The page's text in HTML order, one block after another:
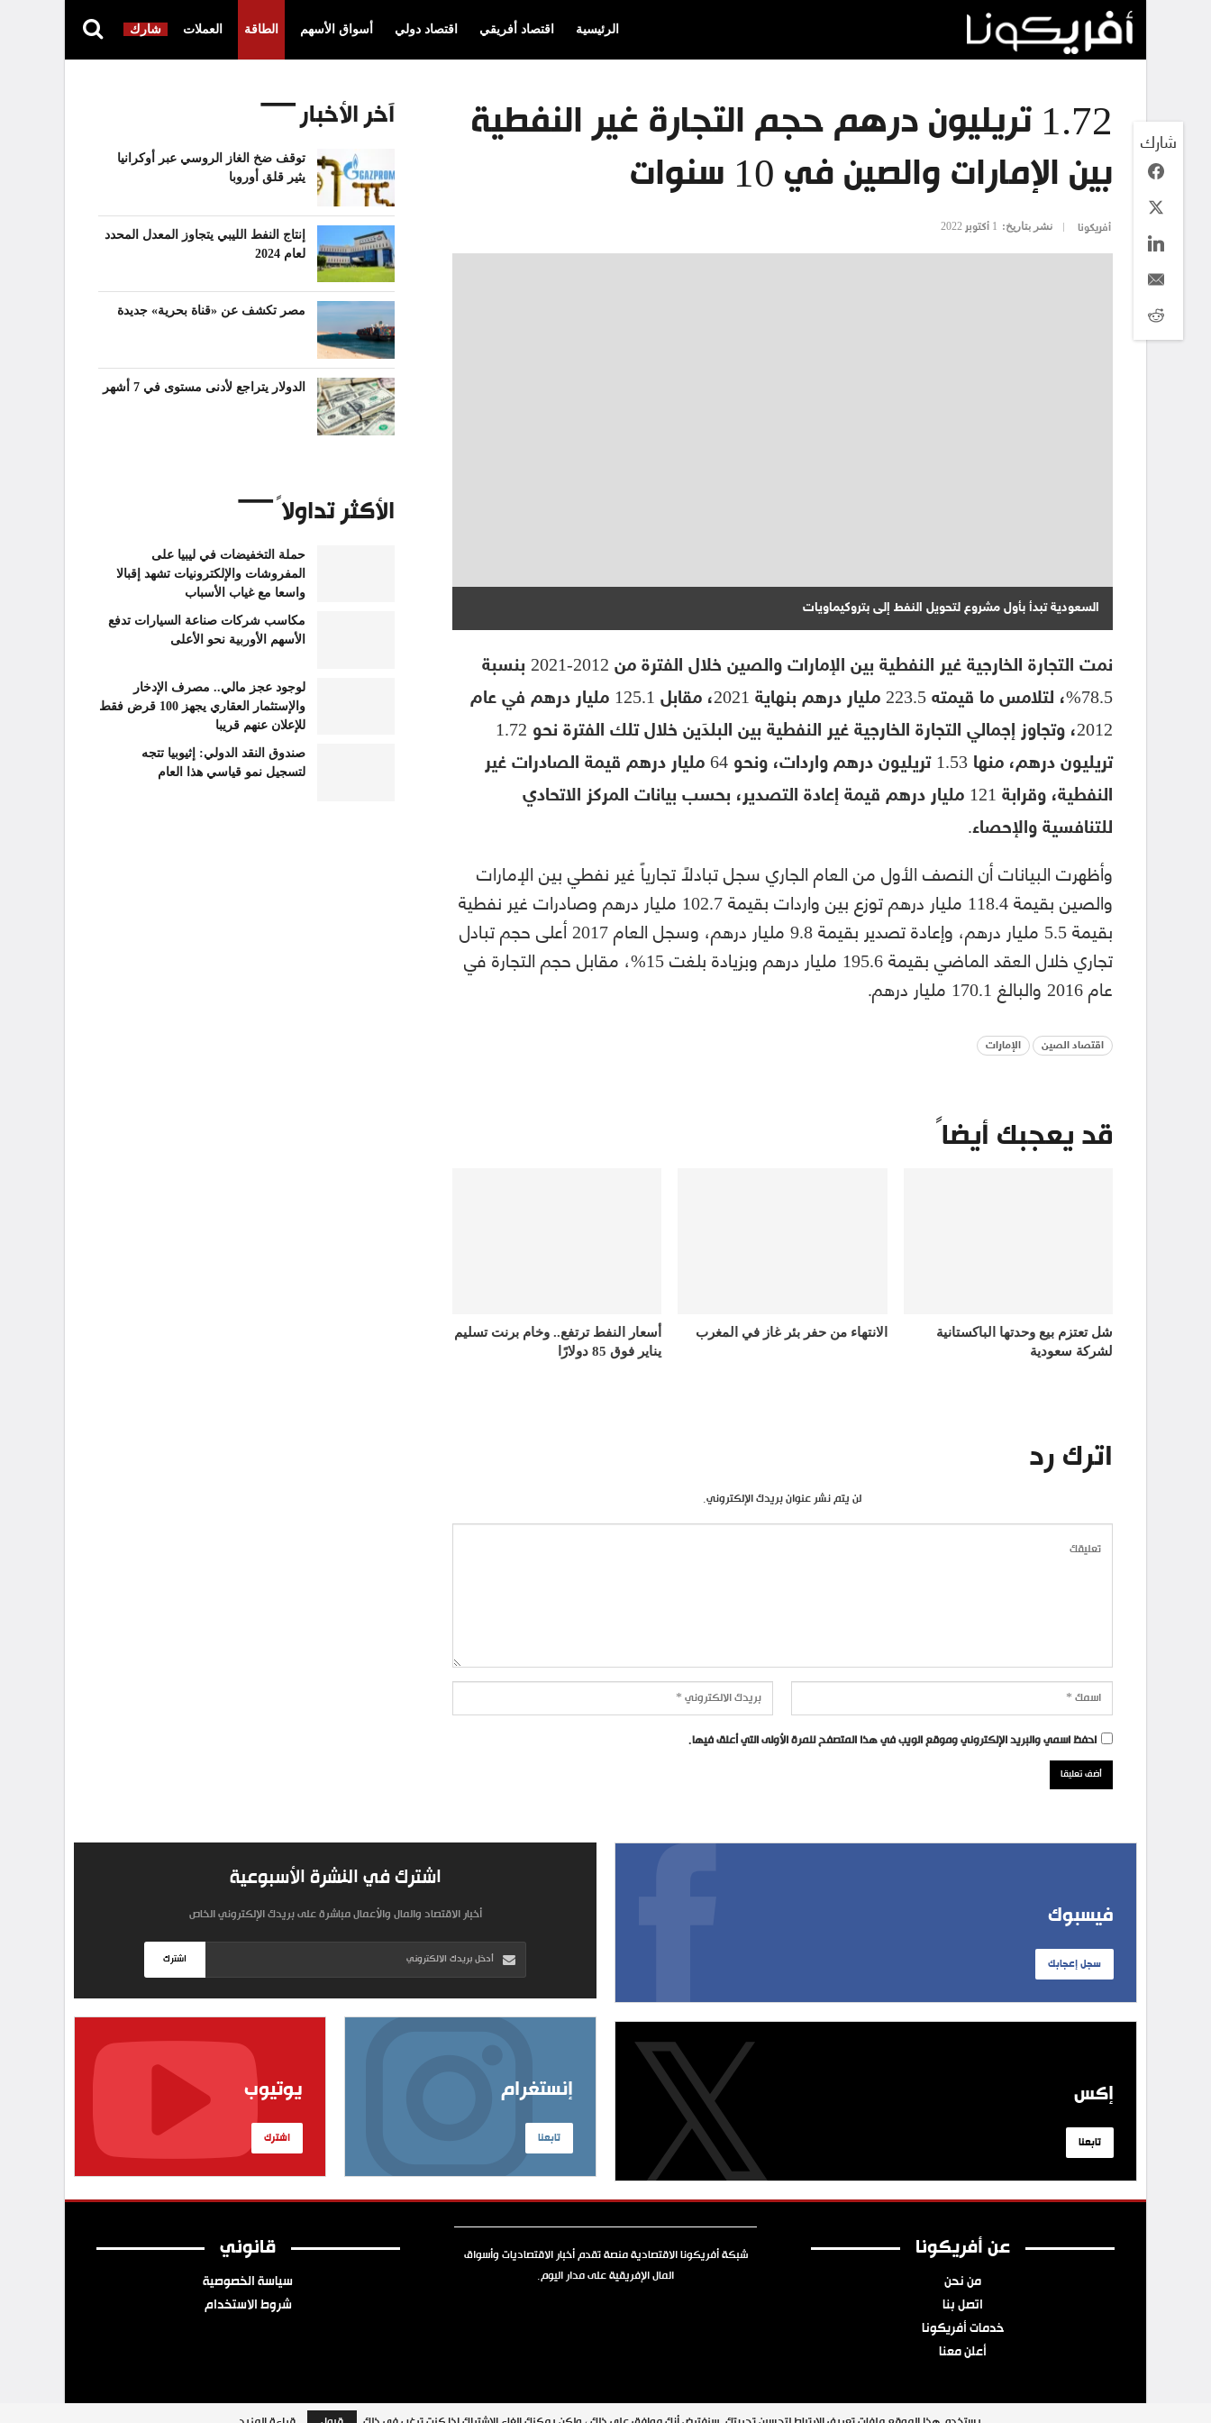
الرئيسية اقتصاد أفريقي اقتصاد دولي أسواق الأسهم الطاقة العملات شارك
1.72 تريليون درهم حجم التجارة غير النفطية
بين الإمارات والصين في 10 سنوات
أفريكونا نشر بتاريخ: 1 أكتوبر 2022
السعودية تبدأ بأول مشروع لتحويل النفط إلى بتروكيماويات
شارك
نمت التجارة الخارجية غير النفطية بين الإمارات والصين خلال الفترة من 2012-2021 بنسبة
78.5%، لتلامس ما قيمته 223.5 مليار درهم بنهاية 2021، مقابل 125.1 مليار درهم في عام
2012، وتجاوز إجمالي التجارة الخارجية غير النفطية بين البلدَين خلال تلك الفترة نحو 1.72
تريليون درهم، منها 1.53 تريليون درهم واردات، ونحو 64 مليار درهم قيمة الصادرات غير
النفطية، وقرابة 121 مليار درهم قيمة إعادة التصدير، بحسب بيانات المركز الاتحادي
للتنافسية والإحصاء.
وأظهرت البيانات أن النصف الأول من العام الجاري سجل تبادلاً تجارياً غير نفطي بين الإمارات
والصين بقيمة 118.4 مليار درهم توزع بين واردات بقيمة 102.7 مليار درهم وصادرات غير نفطية
بقيمة 5.5 مليار درهم، وإعادة تصدير بقيمة 9.8 مليار درهم، وسجل العام 2017 أعلى حجم تبادل
تجاري خلال العقد الماضي بقيمة 195.6 مليار درهم وبزيادة بلغت 15%، مقابل حجم التجارة في
عام 2016 والبالغ 170.1 مليار درهم.
اقتصاد الصين الإمارات
قد يعجبك أيضاً
شل تعتزم بيع وحدتها الباكستانية
لشركة سعودية
الانتهاء من حفر بئر غاز في المغرب
أسعار النفط ترتفع.. وخام برنت تسليم
يناير فوق 85 دولارًا
اترك رد
لن يتم نشر عنوان بريدك الإلكتروني.
احفظ اسمي والبريد الإلكتروني وموقع الويب في هذا المتصفح للمرة الأولى التي أعلق فيها.
آخر الأخبار
توقف ضخ الغاز الروسي عبر أوكرانيا
يثير قلق أوروبا
إنتاج النفط الليبي يتجاوز المعدل المحدد
لعام 2024
مصر تكشف عن «قناة بحرية» جديدة
الدولار يتراجع لأدنى مستوى في 7 أشهر
الأكثر تداولاً
حملة التخفيضات في ليبيا على
المفروشات والإلكترونيات تشهد إقبالا
واسعا مع غياب الأسباب
مكاسب شركات صناعة السيارات تدفع
الأسهم الأوربية نحو الأعلى
لوجود عجز مالي.. مصرف الإدخار
والإستثمار العقاري يجهز 100 قرض فقط
للإعلان عنهم قريبا
صندوق النقد الدولي: إثيوبيا تتجه
لتسجيل نمو قياسي هذا العام
فيسبوك
سجل إعجابك
إكس
تابعنا
اشترك في النشرة الأسبوعية
أخبار الاقتصاد والمال والأعمال مباشرة على بريدك الإلكتروني الخاص
اشترك
إنستغرام
تابعنا
يوتيوب
اشترك
عن أفريكونا
من نحن
اتصل بنا
خدمات أفريكونا
أعلن معنا
شبكة أفريكونا الاقتصادية منصة تقدم أخبار الاقتصاديات وأسواق
المال الإفريقية على مدار اليوم.
قانوني
سياسة الخصوصية
شروط الاستخدام
جميع الحقوق محفوظة © 2026 شبكة أفريكونا